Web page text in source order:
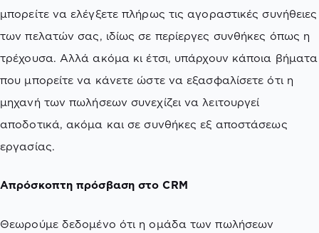
μπορείτε να ελέγξετε πλήρως τις αγοραστικές συνήθειες
των πελατών σας, ιδίως σε περίεργες συνθήκες όπως η
τρέχουσα. Αλλά ακόμα κι έτσι, υπάρχουν κάποια βήματα
που μπορείτε να κάνετε ώστε να εξασφαλίσετε ότι η
μηχανή των πωλήσεων συνεχίζει να λειτουργεί
αποδοτικά, ακόμα και σε συνθήκες εξ αποστάσεως
εργασίας.
Απρόσκοπτη πρόσβαση στο CRM
Θεωρούμε δεδομένο ότι η ομάδα των πωλήσεων